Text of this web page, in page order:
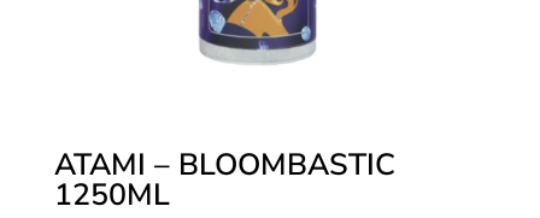
ATAMI – BLOOMBASTIC
1250ML